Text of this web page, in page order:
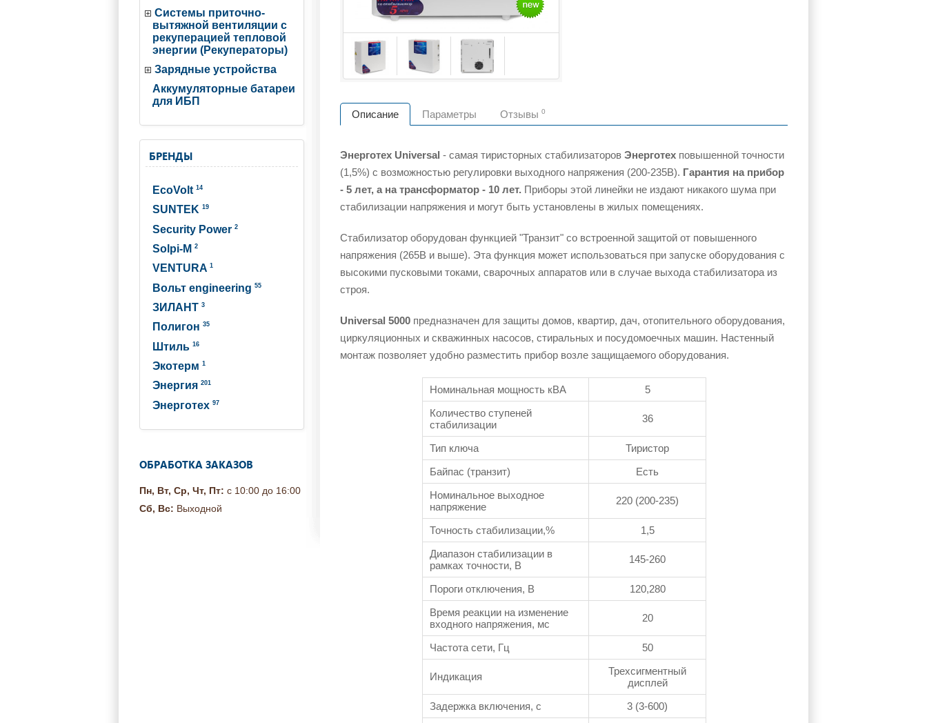
Системы приточно-
вытяжной вентиляции с
рекуперацией тепловой
энергии (Рекуператоры)
Зарядные устройства
Аккумуляторные батареи
для ИБП
БРЕНДЫ
EcoVolt 14
SUNTEK 19
Security Power 2
Solpi-M 2
VENTURA 1
Вольт engineering 55
ЗИЛАНТ 3
Полигон 35
Штиль 16
Экотерм 1
Энергия 201
Энерготех 97
ОБРАБОТКА ЗАКАЗОВ
Пн, Вт, Ср, Чт, Пт: с 10:00 до 16:00
Сб, Вс: Выходной
Описание Параметры Отзывы 0
Энерготех Universal - самая тиристорных стабилизаторов Энерготех повышенной точности
(1,5%) с возможностью регулировки выходного напряжения (200-235В). Гарантия на прибор
- 5 лет, а на трансформатор - 10 лет. Приборы этой линейки не издают никакого шума при
стабилизации напряжения и могут быть установлены в жилых помещениях.
Стабилизатор оборудован функцией "Транзит" со встроенной защитой от повышенного
напряжения (265В и выше). Эта функция может использоваться при запуске оборудования с
высокими пусковыми токами, сварочных аппаратов или в случае выхода стабилизатора из
строя.
Universal 5000 предназначен для защиты домов, квартир, дач, отопительного оборудования,
циркуляционных и скважинных насосов, стиральных и посудомоечных машин. Настенный
монтаж позволяет удобно разместить прибор возле защищаемого оборудования.
Номинальная мощность кВА
5
Количество ступеней
стабилизации
36
Тип ключа
Тиристор
Байпас (транзит)
Есть
Номинальное выходное
напряжение
220 (200-235)
Точность стабилизации,%
1,5
Диапазон стабилизации в
рамках точности, В
145-260
Пороги отключения, В
120,280
Время реакции на изменение
входного напряжения, мс
20
Частота сети, Гц 50
Индикация
Трехсигментный
дисплей
Задержка включения, с
3 (3-600)